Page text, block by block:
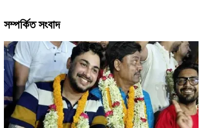
সম্পর্কিত সংবাদ